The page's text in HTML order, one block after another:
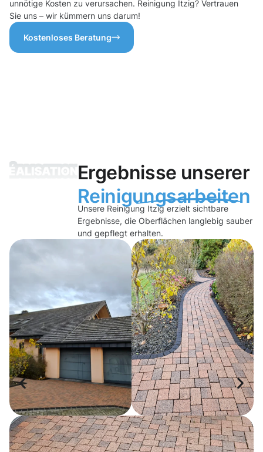
unnötige Kosten zu verursachen. Reinigung Itzig? Vertrauen
Sie uns – wir kümmern uns darum!
Kostenloses Beratung
Ergebnisse unserer
Reinigungsarbeiten
Unsere Reinigung Itzig erzielt sichtbare
Ergebnisse, die Oberflächen langlebig sauber
und gepflegt erhalten.